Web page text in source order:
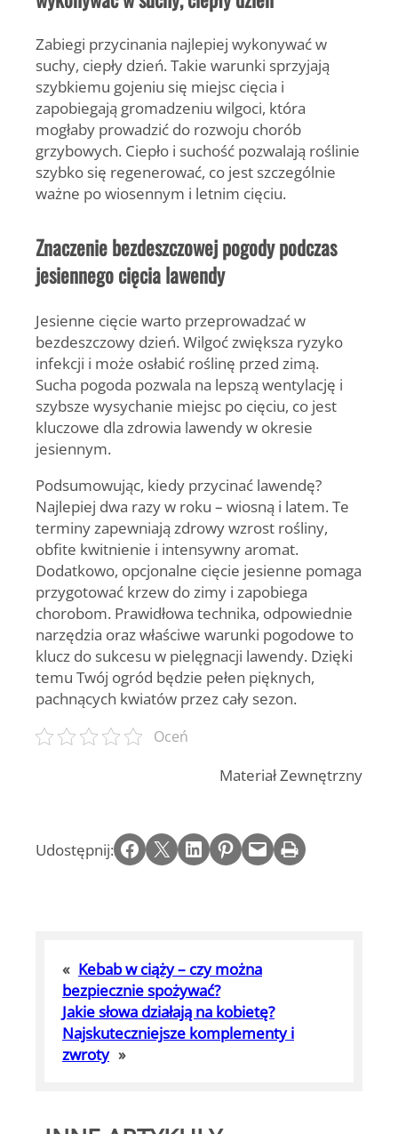
Zabiegi przycinania najlepiej wykonywać w
suchy, ciepły dzień. Takie warunki sprzyjają
szybkiemu gojeniu się miejsc cięcia i
zapobiegają gromadzeniu wilgoci, która
mogłaby prowadzić do rozwoju chorób
grzybowych. Ciepło i suchość pozwalają roślinie
szybko się regenerować, co jest szczególnie
ważne po wiosennym i letnim cięciu.
Znaczenie bezdeszczowej pogody podczas
jesiennego cięcia lawendy
Jesienne cięcie warto przeprowadzać w
bezdeszczowy dzień. Wilgoć zwiększa ryzyko
infekcji i może osłabić roślinę przed zimą.
Sucha pogoda pozwala na lepszą wentylację i
szybsze wysychanie miejsc po cięciu, co jest
kluczowe dla zdrowia lawendy w okresie
jesiennym.
Podsumowując, kiedy przycinać lawendę?
Najlepiej dwa razy w roku – wiosną i latem. Te
terminy zapewniają zdrowy wzrost rośliny,
obfite kwitnienie i intensywny aromat.
Dodatkowo, opcjonalne cięcie jesienne pomaga
przygotować krzew do zimy i zapobiega
chorobom. Prawidłowa technika, odpowiednie
narzędzia oraz właściwe warunki pogodowe to
klucz do sukcesu w pielęgnacji lawendy. Dzięki
temu Twój ogród będzie pełen pięknych,
pachnących kwiatów przez cały sezon.
Oceń
Materiał Zewnętrzny
Udostępnij: Share on Facebook Email this Page Share on LinkedIn Share on Pinterest Email this Page Print this Page
« Kebab w ciąży – czy można
bezpiecznie spożywać?
Jakie słowa działają na kobietę?
Najskuteczniejsze komplementy i
zwroty »